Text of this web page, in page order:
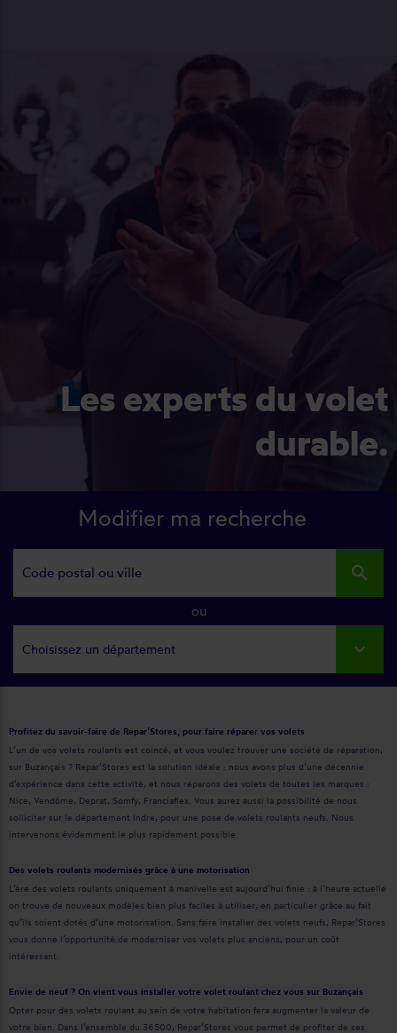
Les experts du volet
durable.
Modifier ma recherche
search
ou
Choisissez un département
Profitez du savoir-faire de Repar’Stores, pour faire réparer vos volets
L’un de vos volets roulants est coincé, et vous voulez trouver une société de réparation,
sur Buzançais ? Repar’Stores est la solution idéale : nous avons plus d’une décennie
d’expérience dans cette activité, et nous réparons des volets de toutes les marques :
Nice, Vendôme, Deprat, Somfy, Franciaflex. Vous aurez aussi la possibilité de nous
solliciter sur le département Indre, pour une pose de volets roulants neufs. Nous
intervenons évidemment le plus rapidement possible.
Des volets roulants modernisés grâce à une motorisation
L’ère des volets roulants uniquement à manivelle est aujourd’hui finie : à l’heure actuelle
on trouve de nouveaux modèles bien plus faciles à utiliser, en particulier grâce au fait
qu’ils soient dotés d’une motorisation. Sans faire installer des volets neufs, Repar’Stores
vous donne l’opportunité de moderniser vos volets plus anciens, pour un coût
intéressant.
Envie de neuf ? On vient vous installer votre volet roulant chez vous sur Buzançais
Opter pour des volets roulant au sein de votre habitation fera augmenter la valeur de
votre bien. Dans l’ensemble du 36500, Repar’Stores vous permet de profiter de ses